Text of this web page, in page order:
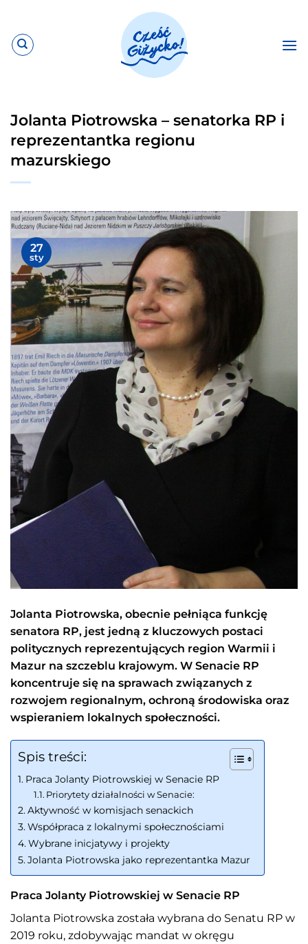
zawartości
Jolanta Piotrowska – senatorka RP i
reprezentantka regionu
mazurskiego
27
sty
Jolanta Piotrowska, obecnie pełniąca funkcję
senatora RP, jest jedną z kluczowych postaci
politycznych reprezentujących region Warmii i
Mazur na szczeblu krajowym. W Senacie RP
koncentruje się na sprawach związanych z
rozwojem regionalnym, ochroną środowiska oraz
wspieraniem lokalnych społeczności.
Spis treści:
Praca Jolanty Piotrowskiej w Senacie RP
Priorytety działalności w Senacie:
Aktywność w komisjach senackich
Współpraca z lokalnymi społecznościami
Wybrane inicjatywy i projekty
Jolanta Piotrowska jako reprezentantka Mazur
Praca Jolanty Piotrowskiej w Senacie RP
Jolanta Piotrowska została wybrana do Senatu RP w
2019 roku, zdobywając mandat w okręgu